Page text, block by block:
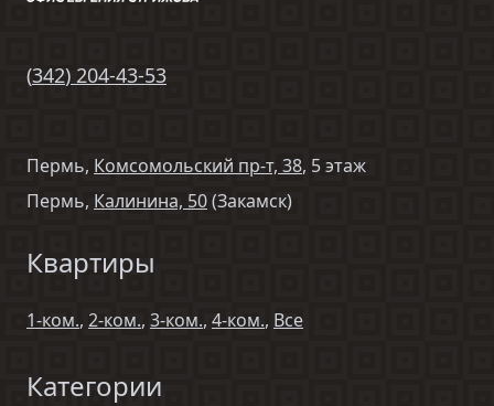
(342) 204-43-53
Пермь, Комсомольский пр-т, 38, 5 этаж
Пермь, Калинина, 50(Закамск)
Квартиры
1-ком., 2-ком., 3-ком., 4-ком., Все
Категории